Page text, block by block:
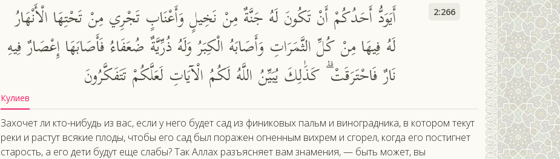
أَيَوَدُّ أَحَدُكُمْ أَنْ تَكُونَ لَهُ جَنَّةٌ مِنْ نَخِيلٍ وَأَعْنَابٍ تَجْرِي مِنْ تَحْتِهَا الْأَنْهَارُ
لَهُ فِيهَا مِنْ كُلِّ الثَّمَرَاتِ وَأَصَابَهُ الْكِبَرُ وَلَهُ ذُرِّيَّةٌ ضُعَفَاءُ فَأَصَابَهَا إِعْصَارٌ فِيهِ
نَارٌ فَاحْتَرَقَتْ ۗ كَذَٰلِكَ يُبَيِّنُ اللَّهُ لَكُمُ الْآيَاتِ لَعَلَّكُمْ تَتَفَكَّرُونَ
2:266
Кулиев
Захочет ли кто-нибудь из вас, если у него будет сад из финиковых пальм и виноградника, в котором текут
реки и растут всякие плоды, чтобы его сад был поражен огненным вихрем и сгорел, когда его постигнет
старость, а его дети будут еще слабы? Так Аллах разъясняет вам знамения, — быть может, вы